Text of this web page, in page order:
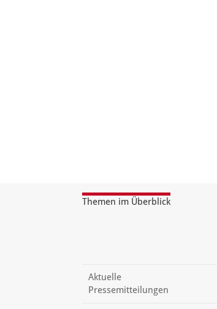
Themen im Überblick
Aktuelle
Pressemitteilungen